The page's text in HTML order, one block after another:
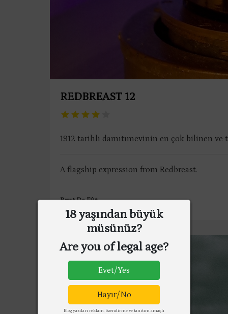
REDBREAST 12
1912 tarihli damıtımevinin en çok bilinen ve
A flagship expression from Redbreast.
Brut De Fût
18 yaşından büyük
müsünüz?
Are you of legal age?
Evet/Yes
Hayır/No
Blog yazıları reklam, özendirme ve tanıtım amaçlı